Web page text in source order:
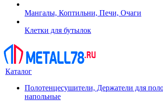
Мангалы, Коптильни, Печи, Очаги
Клетки для бутылок
Каталог
Полотенцесушители, Держатели для
напольные